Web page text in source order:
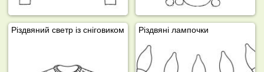
Різдвяний светр із сніговиком Різдвяні лампочки